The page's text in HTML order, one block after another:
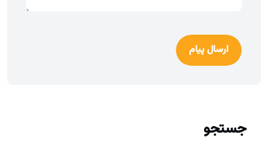
ارسال پیام
جستجو